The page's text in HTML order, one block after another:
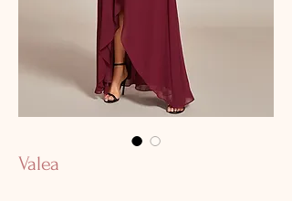
Valea